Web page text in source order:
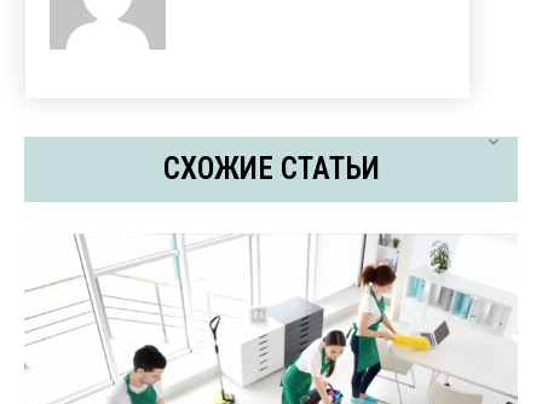
СХОЖИЕ СТАТЬИ